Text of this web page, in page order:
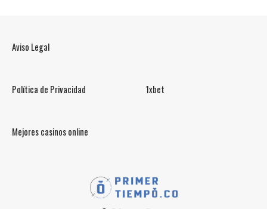
Aviso Legal
Política de Privacidad 1xbet
Mejores casinos online